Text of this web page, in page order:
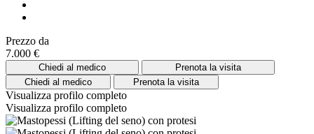
Prezzo da
7.000 €
Chiedi al medico
Prenota la visita
Chiedi al medico
Prenota la visita
Visualizza profilo completo
Visualizza profilo completo